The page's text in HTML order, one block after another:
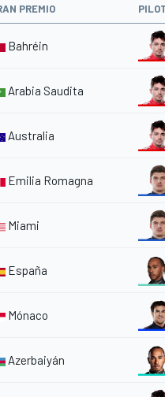
PREMIO
Bahréin
Arabia Saudita
Australia
Emilia Romagna
Miami
España
Mónaco
Azerbaiyán